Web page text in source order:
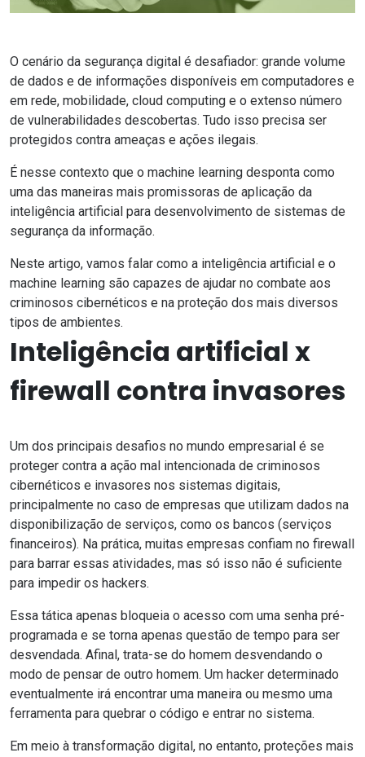
O cenário da segurança digital é desafiador: grande volume
de dados e de informações disponíveis em computadores e
em rede, mobilidade, cloud computing e o extenso número
de vulnerabilidades descobertas. Tudo isso precisa ser
protegidos contra ameaças e ações ilegais.
É nesse contexto que o machine learning desponta como
uma das maneiras mais promissoras de aplicação da
inteligência artificial para desenvolvimento de sistemas de
segurança da informação.
Neste artigo, vamos falar como a inteligência artificial e o
machine learning são capazes de ajudar no combate aos
criminosos cibernéticos e na proteção dos mais diversos
tipos de ambientes.
Inteligência artificial x
firewall contra invasores
Um dos principais desafios no mundo empresarial é se
proteger contra a ação mal intencionada de criminosos
cibernéticos e invasores nos sistemas digitais,
principalmente no caso de empresas que utilizam dados na
disponibilização de serviços, como os bancos (serviços
financeiros). Na prática, muitas empresas confiam no firewall
para barrar essas atividades, mas só isso não é suficiente
para impedir os hackers.
Essa tática apenas bloqueia o acesso com uma senha pré-
programada e se torna apenas questão de tempo para ser
desvendada. Afinal, trata-se do homem desvendando o
modo de pensar de outro homem. Um hacker determinado
eventualmente irá encontrar uma maneira ou mesmo uma
ferramenta para quebrar o código e entrar no sistema.
Em meio à transformação digital , no entanto, proteções mais